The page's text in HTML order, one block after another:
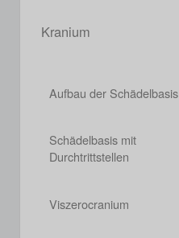
Kranium
Aufbau der Schädelbasis
Schädelbasis mit
Durchtrittstellen
Viszerocranium